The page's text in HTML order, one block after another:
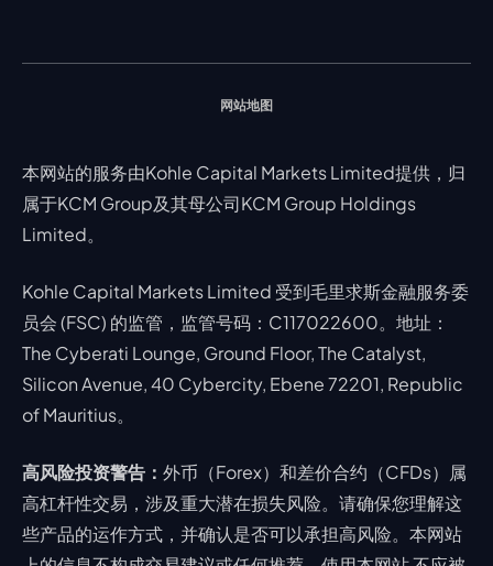
网站地图
本网站的服务由Kohle Capital Markets Limited提供，归
属于KCM Group及其母公司KCM Group Holdings
Limited。
Kohle Capital Markets Limited 受到毛里求斯金融服务委
员会 (FSC) 的监管，监管号码：C117022600。地址：
The Cyberati Lounge, Ground Floor, The Catalyst,
Silicon Avenue, 40 Cybercity, Ebene 72201, Republic
of Mauritius。
高风险投资警告： 外币（Forex）和差价合约（CFDs）属
高杠杆性交易，涉及重大潜在损失风险。请确保您理解这
些产品的运作方式，并确认是否可以承担高风险。本网站